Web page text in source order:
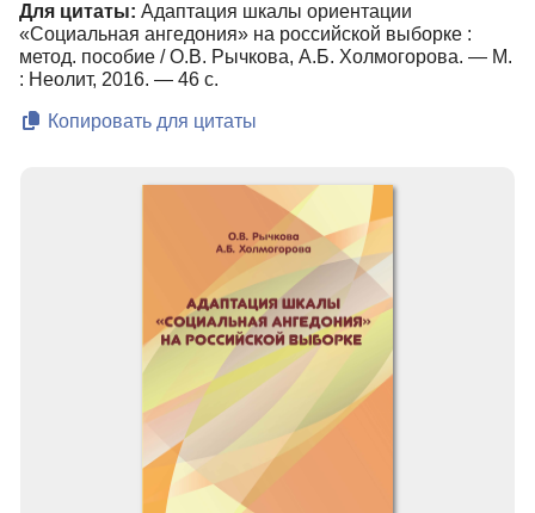
Для цитаты: Адаптация шкалы ориентации
«Социальная ангедония» на российской выборке :
метод. пособие / О.В. Рычкова, А.Б. Холмогорова. — М.
: Неолит, 2016. — 46 с.
Копировать для цитаты